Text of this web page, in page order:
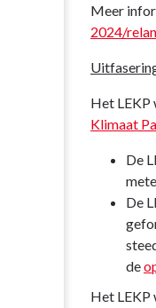
Klimaatpact
Meer
2024/
Het LEKP
Klimaat
De
De
de
Het LEKP